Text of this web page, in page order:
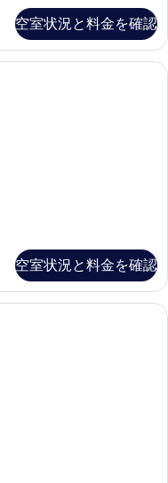
空室状況と料金を確認
空室状況と料金を確認